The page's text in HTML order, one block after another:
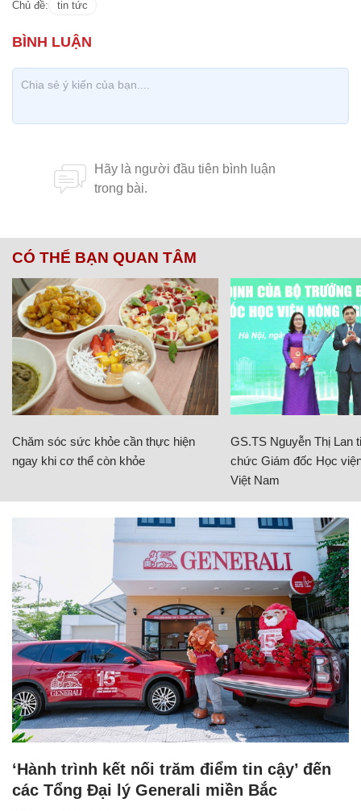
Chủ đề: tin tức
CÓ THỂ BẠN QUAN TÂM
Chăm sóc sức khỏe cần thực hiện
ngay khi cơ thể còn khỏe
GS.TS Nguyễn Thị Lan
chức Giám đốc Học
Việt Nam
‘Hành trình kết nối trăm điểm tin cậy’ đến
các Tổng Đại lý Generali miền Bắc